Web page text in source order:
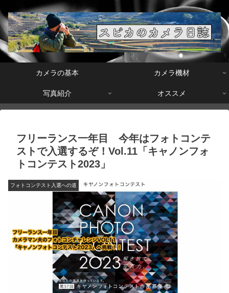
カメラの基本 カメラ機材
写真紹介 オススメ
フリーランス一年目 今年はフォトコンテ
ストで入選するぞ！Vol.11「キャノンフォ
トコンテスト2023」
フォトコンテスト入選への道